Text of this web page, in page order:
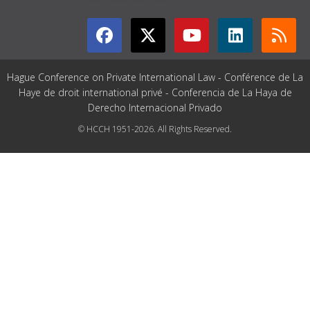
Hague Conference on Private International Law - Conférence de La
Haye de droit international privé - Conferencia de La Haya de
Derecho Internacional Privado
© HCCH 1951-2026. All Rights Reserved.